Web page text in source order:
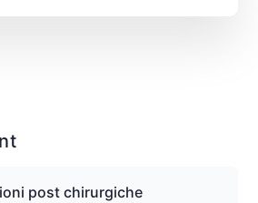
post chirurgiche